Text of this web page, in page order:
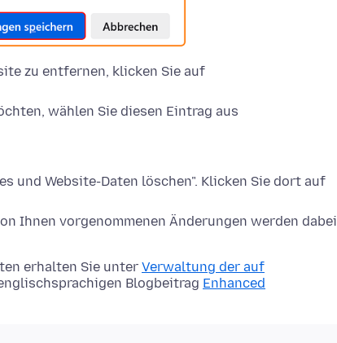
zu entfernen, klicken Sie auf
wählen Sie diesen Eintrag aus
und Website-Daten löschen". Klicken Sie dort auf
Ihnen vorgenommenen Änderungen werden dabei
erhalten Sie unter Verwaltung der auf
Blogbeitrag Enhanced